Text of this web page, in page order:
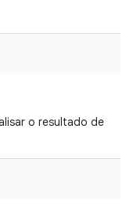
o resultado de